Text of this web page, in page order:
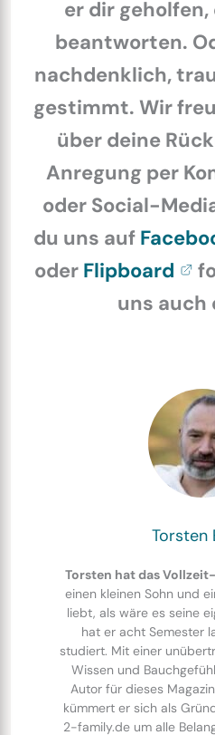
er dir geholfen,
beantworten.
nachdenklich,
gestimmt. Wir
über deine
Anregung per
oder Social-
du uns auf
oder Flipboard
uns auch
Torsten
Torsten hat das
einen kleinen Sohn und
liebt, als wäre es seine
hat er acht Semester
studiert. Mit einer
Wissen und
Autor für dieses
kümmert er sich als
2-family.de um alle